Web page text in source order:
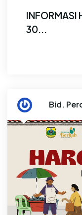
INFORMASI
30...
Bid.